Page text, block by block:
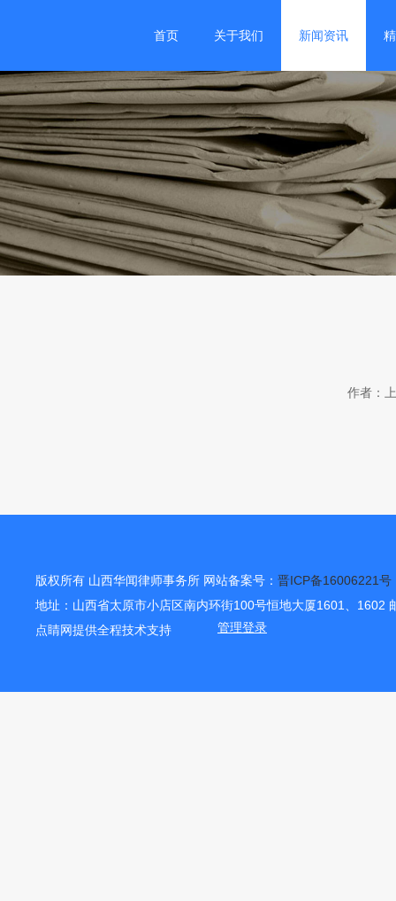
首页 关于我们 新闻资讯
2
作者：
版权所有 山西华闻律师事务所 网站备案号： 晋ICP备16006221号
地址：山西省太原市小店区南内环街100号恒地大厦1601、1602
点睛网提供全程技术支持